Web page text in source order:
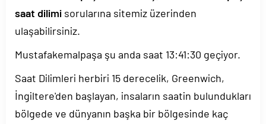
saat dilimi sorularına sitemiz üzerinden
ulaşabilirsiniz.
Mustafakemalpaşa şu anda saat 13:41:30 geçiyor.
Saat Dilimleri herbiri 15 derecelik, Greenwich,
İngiltere'den başlayan, insaların saatin bulundukları
bölgede ve dünyanın başka bir bölgesinde kaç